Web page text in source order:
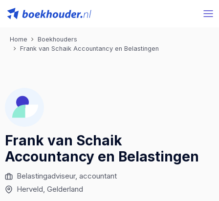
Home
Boekhouders
Frank van Schaik Accountancy en Belastingen
Frank van Schaik
Accountancy en Belastingen
Belastingadviseur, accountant
Herveld, Gelderland